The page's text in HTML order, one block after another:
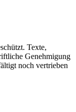
Texte,
Genehmigung
noch vertrieben